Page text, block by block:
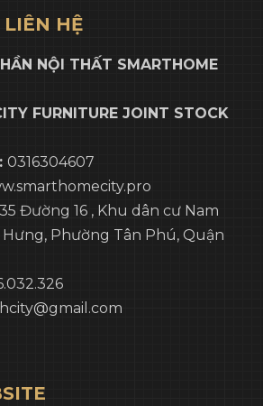
HỆ
NỘI THẤT SMARTHOME
FURNITURE JOINT STOCK
0316304607
Đường 16 , Khu dân cư Nam
Hưng, Phường Tân Phú, Quận